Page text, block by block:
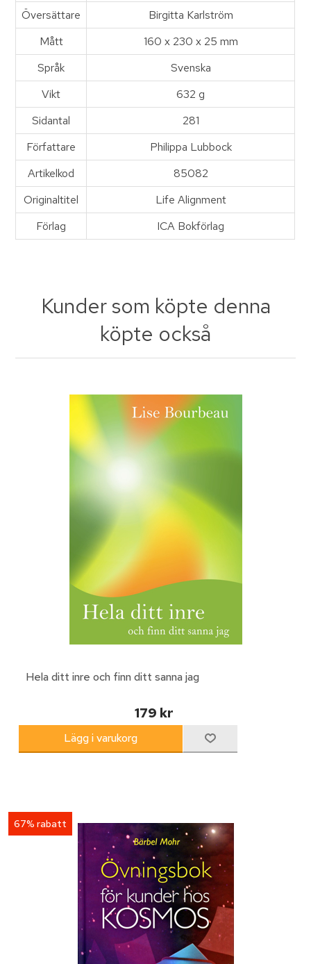
Översättare
Birgitta Karlström
Mått
160 x 230 x 25 mm
Språk
Svenska
Vikt
632 g
Sidantal
281
Författare
Philippa Lubbock
Artikelkod
85082
Originaltitel
Life Alignment
Förlag
ICA Bokförlag
Kunder som köpte denna
köpte också
Hela ditt inre och finn ditt sanna jag
179 kr
67% rabatt